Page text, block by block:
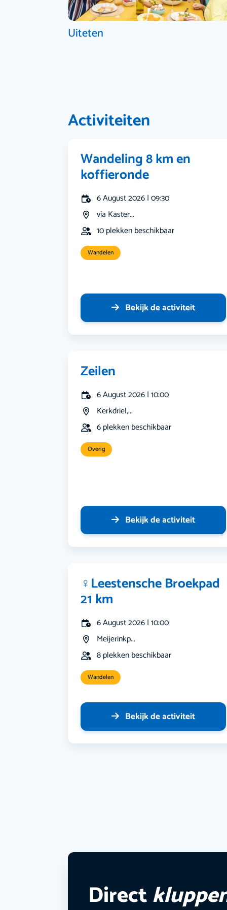
Uiteten
Activiteiten
Wandeling 8 km en
koffieronde
6 August 2026 | 09:30
via Kaster...
10 plekken beschikbaar
Wandelen
Bekijk de activiteit
Zeilen
6 August 2026 | 10:00
Kerkdriel,...
6 plekken beschikbaar
Overig
Bekijk de activiteit
‍♀️Leestensche Broekpad
21 km
6 August 2026 | 10:00
Meijerinkp...
8 plekken beschikbaar
Wandelen
Bekijk de activiteit
Direct